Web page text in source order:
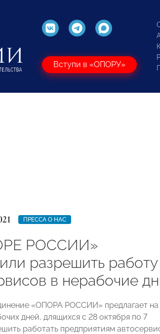
Вступи в «ОПОРУ»
ПРЕССА О НАС
РОССИИ»
разрешить работу
в нерабочие
«ОПОРА РОССИИ» предлагает на
дней, длящихся с 28 октября по 7
работать предприятиям